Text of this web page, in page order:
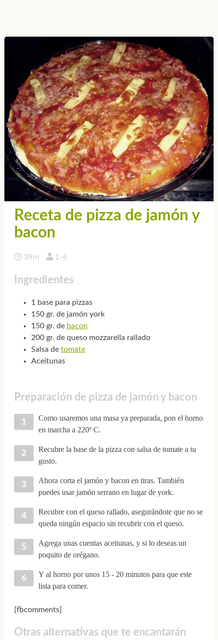
Receta de pizza de jamón y
bacon
39m 1-4
Ingredientes
1 base para pizzas
150 gr. de jamón york
150 gr. de bacon
200 gr. de queso mozzarella rallado
Salsa de tomate
Aceitunas
Preparación de pizza de jamón y bacon
Como usaremos una masa ya preparada, pon el horno
en marcha a 220º C.
Recubre la base de la pizza con salsa de tomate a tu
gusto.
Ahora corta el jamón y bacon en tiras. También
puedes usar jamón serrano en lugar de york.
Recubre con el queso rallado, asegurándote que no se
queda ningún espacio sin recubrir con el queso.
Agrega unas cuentas aceitunas, y si lo deseas un
poquito de orégano.
Y al horno por unos 15 - 20 minutos para que este
lista para comer.
[fbcomments]
Otras alternativas que te encantarán